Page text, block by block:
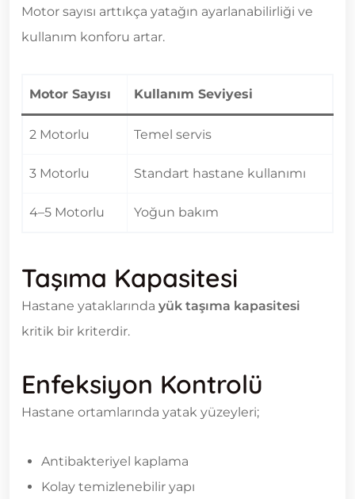
Motor sayısı arttıkça yatağın ayarlanabilirliği ve
kullanım konforu artar.
Motor Sayısı Kullanım Seviyesi
2 Motorlu Temel servis
3 Motorlu Standart hastane kullanımı
4–5 Motorlu Yoğun bakım
Taşıma Kapasitesi
Hastane yataklarında yük taşıma kapasitesi
kritik bir kriterdir.
Enfeksiyon Kontrolü
Hastane ortamlarında yatak yüzeyleri;
Antibakteriyel kaplama
Kolay temizlenebilir yapı